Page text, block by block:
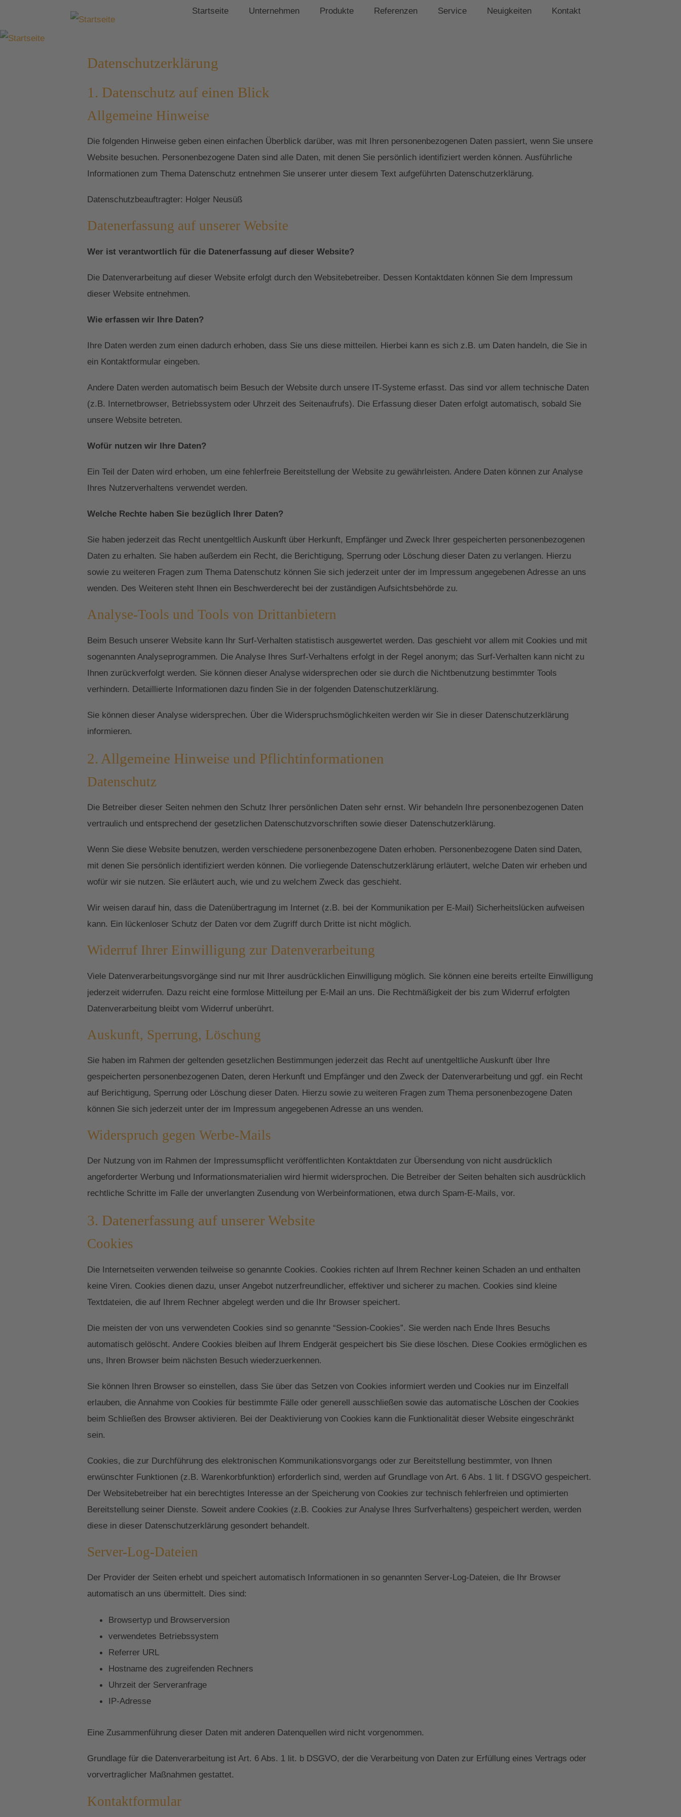
Startseite Unternehmen Produkte Referenzen Service Neuigkeiten Kontakt
Datenschutzerklärung
1. Datenschutz auf einen Blick
Allgemeine Hinweise
Die folgenden Hinweise geben einen einfachen Überblick darüber, was mit Ihren personenbezogenen Daten passiert, wenn Sie unsere
Website besuchen. Personenbezogene Daten sind alle Daten, mit denen Sie persönlich identifiziert werden können. Ausführliche
Informationen zum Thema Datenschutz entnehmen Sie unserer unter diesem Text aufgeführten Datenschutzerklärung.
Datenschutzbeauftragter: Holger Neusüß
Datenerfassung auf unserer Website
Wer ist verantwortlich für die Datenerfassung auf dieser Website?
Die Datenverarbeitung auf dieser Website erfolgt durch den Websitebetreiber. Dessen Kontaktdaten können Sie dem Impressum
dieser Website entnehmen.
Wie erfassen wir Ihre Daten?
Ihre Daten werden zum einen dadurch erhoben, dass Sie uns diese mitteilen. Hierbei kann es sich z.B. um Daten handeln, die Sie in
ein Kontaktformular eingeben.
Andere Daten werden automatisch beim Besuch der Website durch unsere IT-Systeme erfasst. Das sind vor allem technische Daten
(z.B. Internetbrowser, Betriebssystem oder Uhrzeit des Seitenaufrufs). Die Erfassung dieser Daten erfolgt automatisch, sobald Sie
unsere Website betreten.
Wofür nutzen wir Ihre Daten?
Ein Teil der Daten wird erhoben, um eine fehlerfreie Bereitstellung der Website zu gewährleisten. Andere Daten können zur Analyse
Ihres Nutzerverhaltens verwendet werden.
Welche Rechte haben Sie bezüglich Ihrer Daten?
Sie haben jederzeit das Recht unentgeltlich Auskunft über Herkunft, Empfänger und Zweck Ihrer gespeicherten personenbezogenen
Daten zu erhalten. Sie haben außerdem ein Recht, die Berichtigung, Sperrung oder Löschung dieser Daten zu verlangen. Hierzu
sowie zu weiteren Fragen zum Thema Datenschutz können Sie sich jederzeit unter der im Impressum angegebenen Adresse an uns
wenden. Des Weiteren steht Ihnen ein Beschwerderecht bei der zuständigen Aufsichtsbehörde zu.
Analyse-Tools und Tools von Drittanbietern
Beim Besuch unserer Website kann Ihr Surf-Verhalten statistisch ausgewertet werden. Das geschieht vor allem mit Cookies und mit
sogenannten Analyseprogrammen. Die Analyse Ihres Surf-Verhaltens erfolgt in der Regel anonym; das Surf-Verhalten kann nicht zu
Ihnen zurückverfolgt werden. Sie können dieser Analyse widersprechen oder sie durch die Nichtbenutzung bestimmter Tools
verhindern. Detaillierte Informationen dazu finden Sie in der folgenden Datenschutzerklärung.
Sie können dieser Analyse widersprechen. Über die Widerspruchsmöglichkeiten werden wir Sie in dieser Datenschutzerklärung
informieren.
2. Allgemeine Hinweise und Pflichtinformationen
Datenschutz
Die Betreiber dieser Seiten nehmen den Schutz Ihrer persönlichen Daten sehr ernst. Wir behandeln Ihre personenbezogenen Daten
vertraulich und entsprechend der gesetzlichen Datenschutzvorschriften sowie dieser Datenschutzerklärung.
Wenn Sie diese Website benutzen, werden verschiedene personenbezogene Daten erhoben. Personenbezogene Daten sind Daten,
mit denen Sie persönlich identifiziert werden können. Die vorliegende Datenschutzerklärung erläutert, welche Daten wir erheben und
wofür wir sie nutzen. Sie erläutert auch, wie und zu welchem Zweck das geschieht.
Wir weisen darauf hin, dass die Datenübertragung im Internet (z.B. bei der Kommunikation per E-Mail) Sicherheitslücken aufweisen
kann. Ein lückenloser Schutz der Daten vor dem Zugriff durch Dritte ist nicht möglich.
Widerruf Ihrer Einwilligung zur Datenverarbeitung
Viele Datenverarbeitungsvorgänge sind nur mit Ihrer ausdrücklichen Einwilligung möglich. Sie können eine bereits erteilte Einwilligung
jederzeit widerrufen. Dazu reicht eine formlose Mitteilung per E-Mail an uns. Die Rechtmäßigkeit der bis zum Widerruf erfolgten
Datenverarbeitung bleibt vom Widerruf unberührt.
Auskunft, Sperrung, Löschung
Sie haben im Rahmen der geltenden gesetzlichen Bestimmungen jederzeit das Recht auf unentgeltliche Auskunft über Ihre
gespeicherten personenbezogenen Daten, deren Herkunft und Empfänger und den Zweck der Datenverarbeitung und ggf. ein Recht
auf Berichtigung, Sperrung oder Löschung dieser Daten. Hierzu sowie zu weiteren Fragen zum Thema personenbezogene Daten
können Sie sich jederzeit unter der im Impressum angegebenen Adresse an uns wenden.
Widerspruch gegen Werbe-Mails
Der Nutzung von im Rahmen der Impressumspflicht veröffentlichten Kontaktdaten zur Übersendung von nicht ausdrücklich
angeforderter Werbung und Informationsmaterialien wird hiermit widersprochen. Die Betreiber der Seiten behalten sich ausdrücklich
rechtliche Schritte im Falle der unverlangten Zusendung von Werbeinformationen, etwa durch Spam-E-Mails, vor.
3. Datenerfassung auf unserer Website
Cookies
Die Internetseiten verwenden teilweise so genannte Cookies. Cookies richten auf Ihrem Rechner keinen Schaden an und enthalten
keine Viren. Cookies dienen dazu, unser Angebot nutzerfreundlicher, effektiver und sicherer zu machen. Cookies sind kleine
Textdateien, die auf Ihrem Rechner abgelegt werden und die Ihr Browser speichert.
Die meisten der von uns verwendeten Cookies sind so genannte “Session-Cookies”. Sie werden nach Ende Ihres Besuchs
automatisch gelöscht. Andere Cookies bleiben auf Ihrem Endgerät gespeichert bis Sie diese löschen. Diese Cookies ermöglichen es
uns, Ihren Browser beim nächsten Besuch wiederzuerkennen.
Sie können Ihren Browser so einstellen, dass Sie über das Setzen von Cookies informiert werden und Cookies nur im Einzelfall
erlauben, die Annahme von Cookies für bestimmte Fälle oder generell ausschließen sowie das automatische Löschen der Cookies
beim Schließen des Browser aktivieren. Bei der Deaktivierung von Cookies kann die Funktionalität dieser Website eingeschränkt
sein.
Cookies, die zur Durchführung des elektronischen Kommunikationsvorgangs oder zur Bereitstellung bestimmter, von Ihnen
erwünschter Funktionen (z.B. Warenkorbfunktion) erforderlich sind, werden auf Grundlage von Art. 6 Abs. 1 lit. f DSGVO gespeichert.
Der Websitebetreiber hat ein berechtigtes Interesse an der Speicherung von Cookies zur technisch fehlerfreien und optimierten
Bereitstellung seiner Dienste. Soweit andere Cookies (z.B. Cookies zur Analyse Ihres Surfverhaltens) gespeichert werden, werden
diese in dieser Datenschutzerklärung gesondert behandelt.
Server-Log-Dateien
Der Provider der Seiten erhebt und speichert automatisch Informationen in so genannten Server-Log-Dateien, die Ihr Browser
automatisch an uns übermittelt. Dies sind:
Browsertyp und Browserversion
verwendetes Betriebssystem
Referrer URL
Hostname des zugreifenden Rechners
Uhrzeit der Serveranfrage
IP-Adresse
Eine Zusammenführung dieser Daten mit anderen Datenquellen wird nicht vorgenommen.
Grundlage für die Datenverarbeitung ist Art. 6 Abs. 1 lit. b DSGVO, der die Verarbeitung von Daten zur Erfüllung eines Vertrags oder
vorvertraglicher Maßnahmen gestattet.
Kontaktformular